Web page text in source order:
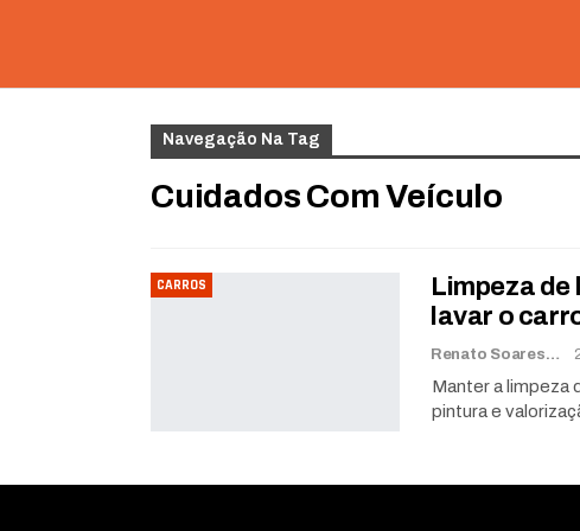
Navegação Na Tag
Cuidados Com Veículo
CARROS
Limpeza
lavar o
Renato Soares
Manter a limpeza
pintura e